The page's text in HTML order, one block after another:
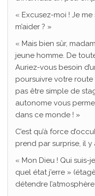
« Excusez-moi ! Je
m’aider ? »
« Mais bien sûr,
jeune homme. De
Auriez-vous besoin
poursuivre votre route
pas être simple de
autonome vous
dans ce monde ! »
C’est qu’à force
prend par surprise, il
« Mon Dieu ! Qui suis-
quel état j’erre »
détendre